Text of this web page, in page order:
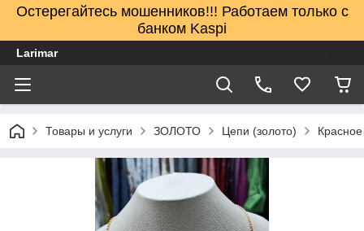
Остерегайтесь мошенников!!! Работаем только с
банком Kaspi
Larimar
Товары и услуги ЗОЛОТО Цепи (золото)